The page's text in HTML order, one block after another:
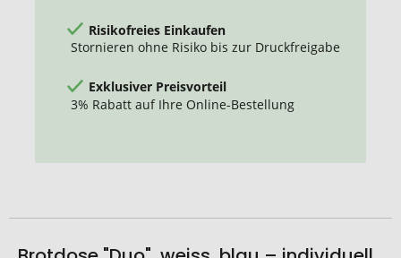
Risikofreies Einkaufen
Stornieren ohne Risiko bis zur Druckfreigabe
Exklusiver Preisvorteil
3% Rabatt auf Ihre Online-Bestellung